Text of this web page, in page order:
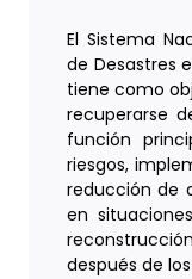
El Sistema
de Desastres
tiene como
recuperarse
función
riesgos,
reducción de
en
después de